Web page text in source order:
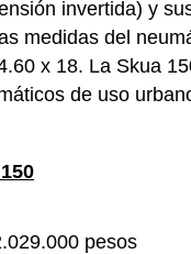
invertida) y
medidas del
x 18. La Skua
de uso
pesos